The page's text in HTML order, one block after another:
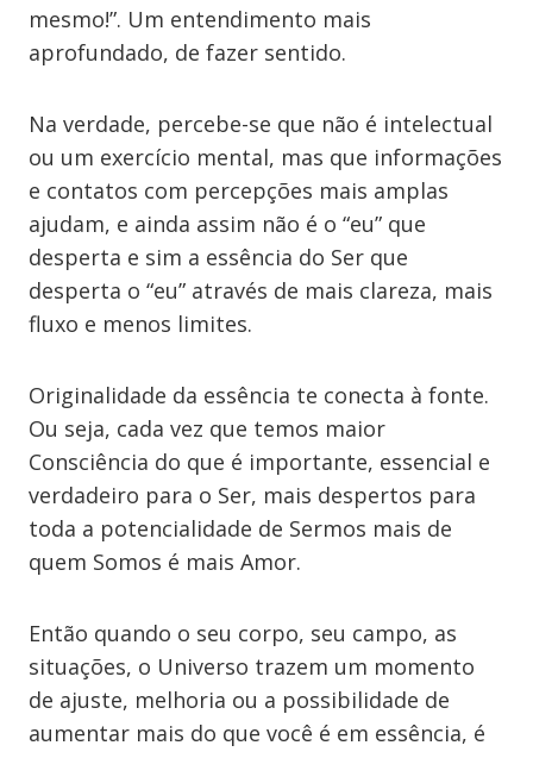
mesmo!”. Um entendimento mais
aprofundado, de fazer sentido.
Na verdade, percebe-se que não é intelectual
ou um exercício mental, mas que informações
e contatos com percepções mais amplas
ajudam, e ainda assim não é o “eu” que
desperta e sim a essência do Ser que
desperta o “eu” através de mais clareza, mais
fluxo e menos limites.
Originalidade da essência te conecta à fonte.
Ou seja, cada vez que temos maior
Consciência do que é importante, essencial e
verdadeiro para o Ser, mais despertos para
toda a potencialidade de Sermos mais de
quem Somos é mais Amor.
Então quando o seu corpo, seu campo, as
situações, o Universo trazem um momento
de ajuste, melhoria ou a possibilidade de
aumentar mais do que você é em essência, é